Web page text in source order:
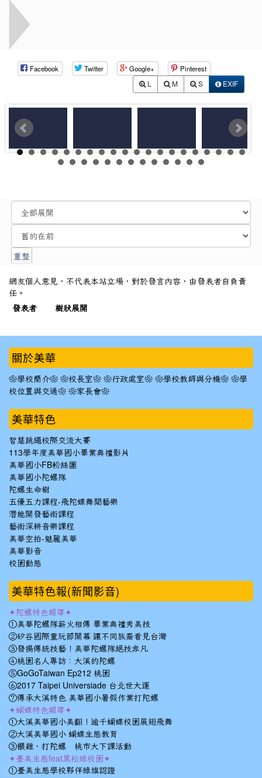
Facebook Twitter Google+ Pinterest
L M S EXIF
網友個人意見，不代表本站立場，對於發言內容，由發表者自負責
任。
發表者
樹狀展開
::: 關於美華
❀學校簡介❀ ❀校長室❀ ❀行政處室❀ ❀學校教師與分機❀ ❀學
校位置與交通❀ ❀家長會❀
美華特色
智慧跳繩校際交流大賽
113學年度美華國小畢業典禮影片
美華國小FB粉絲團
美華國小陀螺隊
陀螺生命樹
五優五力課程-飛陀蝶舞閱藝樂
潛能開發藝術課程
藝術深耕音樂課程
美華空拍-魅麗美華
美華影音
校園動態
美華特色報(新聞影音)
✦陀螺特色報導✦
①美華陀螺隊薪火相傳 畢業典禮秀美技
②矽谷國際童玩節開幕 讓不同族裔看見台灣
③發揚傳統技藝！美華陀螺隊絕技非凡
④桃園名人專訪：大溪的陀螺
⑤GoGoTaiwan Ep212 桃園
⑥2017 Taipei Universiade 台北世大運
⑦傳承大溪特色 美華國小暑假作業打陀螺
✦蝴蝶特色報導✦
①大溪美華國小美翻！逾千蝴蝶校園展翅飛舞
②大溪美華國小 蝴蝶生態教育
③餵雞、打陀螺 桃市大下課活動
✦臺美生態feat黑松綠校園✦
①臺美生態學校夥伴綠旗認證